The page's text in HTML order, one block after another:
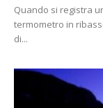
Quando si registra
termometro in
di...